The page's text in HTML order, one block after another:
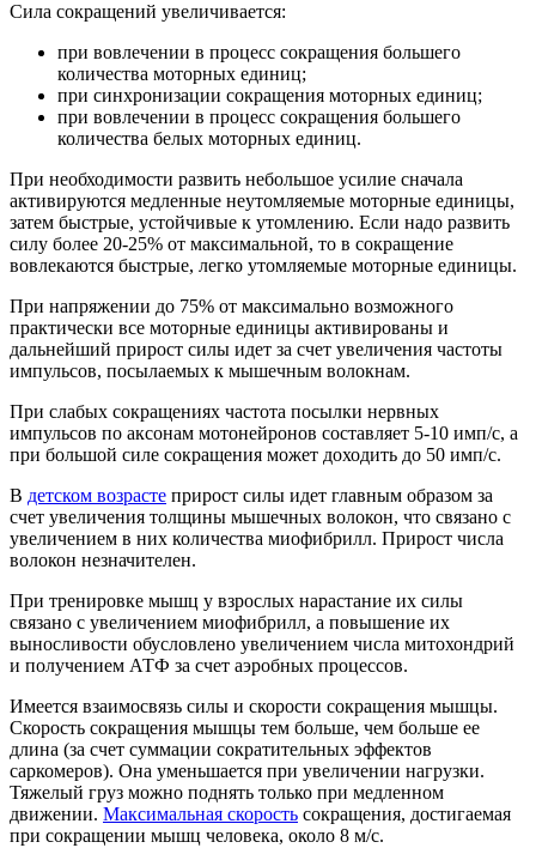
Сила сокращений увеличивается:
при вовлечении в процесс сокращения большего
количества моторных единиц;
при синхронизации сокращения моторных единиц;
при вовлечении в процесс сокращения большего
количества белых моторных единиц.
При необходимости развить небольшое усилие сначала
активируются медленные неутомляемые моторные единицы,
затем быстрые, устойчивые к утомлению. Если надо развить
силу более 20-25% от максимальной, то в сокращение
вовлекаются быстрые, легко утомляемые моторные единицы.
При напряжении до 75% от максимально возможного
практически все моторные единицы активированы и
дальнейший прирост силы идет за счет увеличения частоты
импульсов, посылаемых к мышечным волокнам.
При слабых сокращениях частота посылки нервных
импульсов по аксонам мотонейронов составляет 5-10 имп/с, а
при большой силе сокращения может доходить до 50 имп/с.
В детском возрасте прирост силы идет главным образом за
счет увеличения толщины мышечных волокон, что связано с
увеличением в них количества миофибрилл. Прирост числа
волокон незначителен.
При тренировке мышц у взрослых нарастание их силы
связано с увеличением миофибрилл, а повышение их
выносливости обусловлено увеличением числа митохондрий
и получением АТФ за счет аэробных процессов.
Имеется взаимосвязь силы и скорости сокращения мышцы.
Скорость сокращения мышцы тем больше, чем больше ее
длина (за счет суммации сократительных эффектов
саркомеров). Она уменьшается при увеличении нагрузки.
Тяжелый груз можно поднять только при медленном
движении. Максимальная скорость сокращения, достигаемая
при сокращении мышц человека, около 8 м/с.